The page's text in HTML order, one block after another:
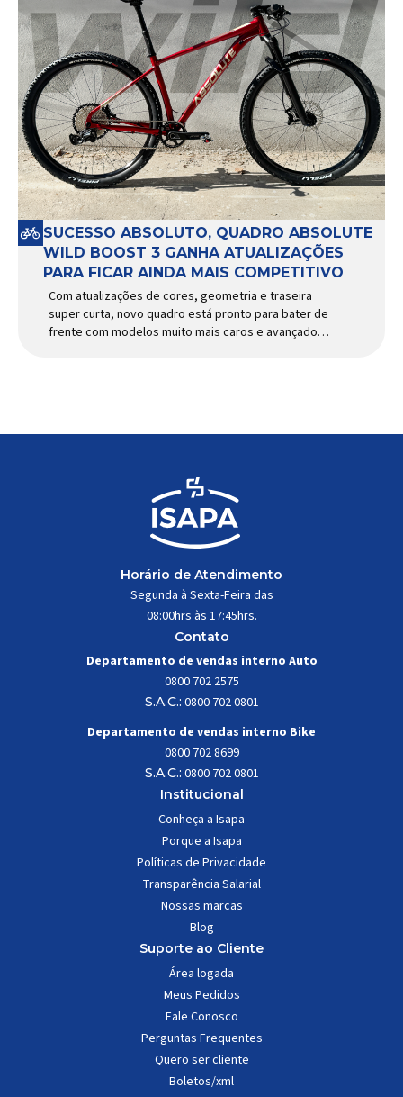
SUCESSO ABSOLUTO, QUADRO ABSOLUTE
WILD BOOST 3 GANHA ATUALIZAÇÕES
PARA FICAR AINDA MAIS COMPETITIVO
Com atualizações de cores, geometria e traseira
super curta, novo quadro está pronto para bater de
frente com modelos muito mais caros e avançados
Horário de Atendimento
Segunda à Sexta-Feira das
08:00hrs às 17:45hrs.
Contato
Departamento de vendas interno Auto
0800 702 2575
S.A.C.: 0800 702 0801
Departamento de vendas interno Bike
0800 702 8699
S.A.C.: 0800 702 0801
Institucional
Conheça a Isapa
Porque a Isapa
Políticas de Privacidade
Transparência Salarial
Nossas marcas
Blog
Suporte ao Cliente
Área logada
Meus Pedidos
Fale Conosco
Perguntas Frequentes
Quero ser cliente
Boletos/xml